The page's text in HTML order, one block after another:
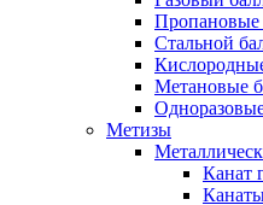
Пропановые
Стальной
Метановые
Метизы
Канат